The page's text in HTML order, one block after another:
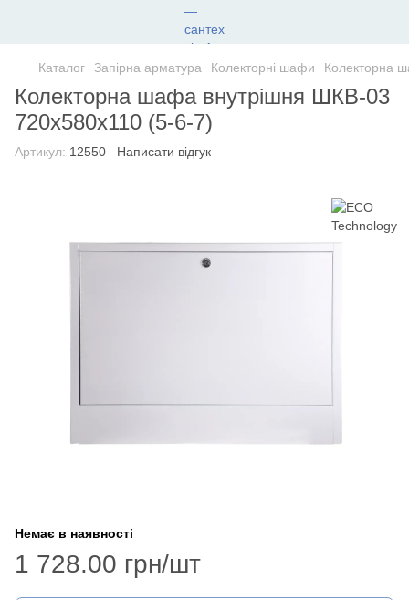
Каталог Запірна арматура Колекторні шафи Колекторна
Колекторна шафа внутрішня ШКВ-03
720x580x110 (5-6-7)
Артикул: 12550 Написати відгук
Немає в наявності
1 728.00 грн/шт